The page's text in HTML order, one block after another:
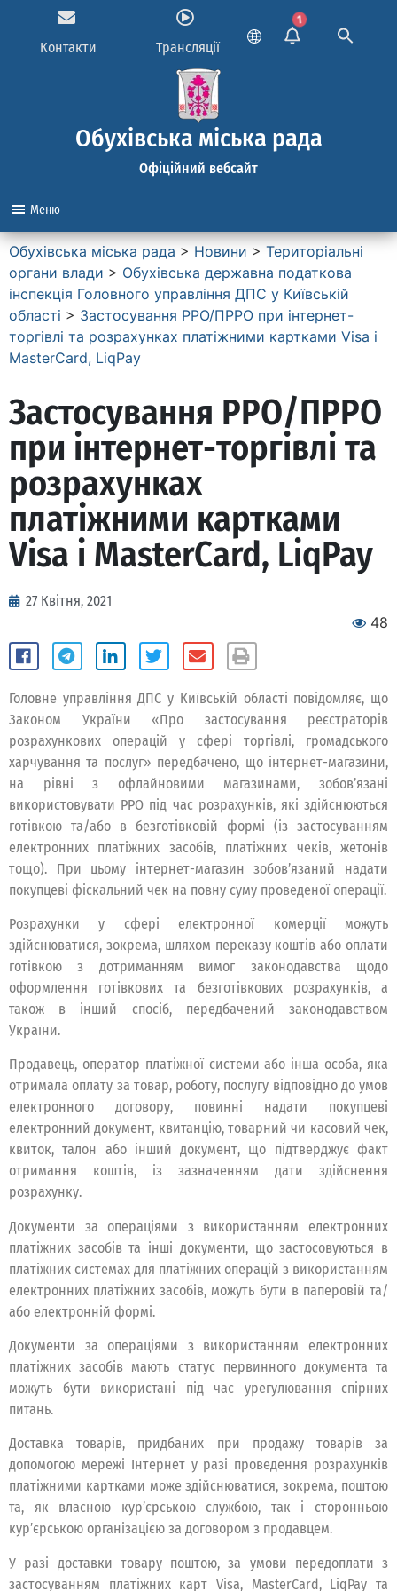
Контакти Трансляції
1
Обухівська міська рада
Офіційний вебсайт
Меню
Обухівська міська рада > Новини > Територіальні
органи влади > Обухівська державна податкова
інспекція Головного управління ДПС у Київській
області > Застосування РРО/ПРРО при інтернет-
торгівлі та розрахунках платіжними картками Visa і
MasterCard, LiqPay
Застосування РРО/ПРРО
при інтернет-торгівлі та
розрахунках
платіжними картками
Visa і MasterCard, LiqPay
27 Квітня, 2021
48
Головне управління ДПС у Київській області повідомляє, що
Законом України «Про застосування реєстраторів
розрахункових операцій у сфері торгівлі, громадського
харчування та послуг» передбачено, що інтернет-магазини,
на рівні з офлайновими магазинами, зобов’язані
використовувати РРО під час розрахунків, які здійснюються
готівкою та/або в безготівковій формі (із застосуванням
електронних платіжних засобів, платіжних чеків, жетонів
тощо). При цьому інтернет-магазин зобов’язаний надати
покупцеві фіскальний чек на повну суму проведеної операції.
Розрахунки у сфері електронної комерції можуть
здійснюватися, зокрема, шляхом переказу коштів або оплати
готівкою з дотриманням вимог законодавства щодо
оформлення готівкових та безготівкових розрахунків, а
також в інший спосіб, передбачений законодавством
України.
Продавець, оператор платіжної системи або інша особа, яка
отримала оплату за товар, роботу, послугу відповідно до умов
електронного договору, повинні надати покупцеві
електронний документ, квитанцію, товарний чи касовий чек,
квиток, талон або інший документ, що підтверджує факт
отримання коштів, із зазначенням дати здійснення
розрахунку.
Документи за операцiями з використанням електронних
платiжних засобiв та iншi документи, що застосовуються в
платiжних системах для платiжних операцiй з використанням
електронних платiжних засобiв, можуть бути в паперовiй та/
або електроннiй формi.
Документи за операцiями з використанням електронних
платiжних засобiв мають статус первинного документа та
можуть бути використанi пiд час урегулювання спiрних
питань.
Доставка товарів, придбаних при продажу товарів за
допомогою мережі Інтернет у разі проведення розрахунків
платіжними картками може здійснюватися, зокрема, поштою
та, як власною кур’єрською службою, так і сторонньою
кур’єрською організацією за договором з продавцем.
У разі доставки товару поштою, за умови передоплати з
застосуванням платіжних карт Visa, MasterCard, LiqPay та